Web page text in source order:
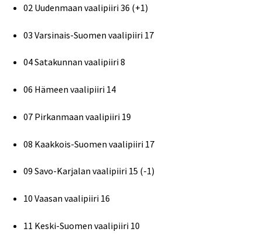
02 Uudenmaan vaalipiiri 36 (+1)
03 Varsinais-Suomen vaalipiiri 17
04 Satakunnan vaalipiiri 8
06 Hämeen vaalipiiri 14
07 Pirkanmaan vaalipiiri 19
08 Kaakkois-Suomen vaalipiiri 17
09 Savo-Karjalan vaalipiiri 15 (-1)
10 Vaasan vaalipiiri 16
11 Keski-Suomen vaalipiiri 10